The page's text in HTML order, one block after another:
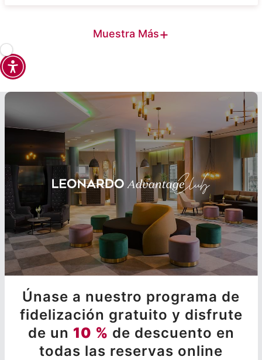
Muestra Más+
Únase a nuestro programa de
fidelización gratuito y disfrute
de un 10 % de descuento en
todas las reservas online